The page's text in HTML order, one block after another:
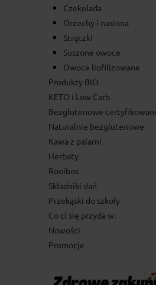
Czekolada
Orzechy i nasiona
Strączki
Suszone owoce
Owoce liofilizowane
Produkty BIO
KETO i Low Carb
Bezglutenowe
Naturalnie bezglutenowe
Kawa z palarni
Herbaty
Rooibos
Składniki dań
Przekąski do szkoły
Co ci się przyda w:
Nowości
Promocje